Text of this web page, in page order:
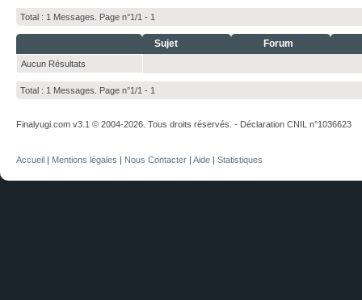
Total : 1 Messages. Page n°1/1 - 1
Sujet Forum
Aucun Résultats
Total : 1 Messages. Page n°1/1 - 1
Finalyugi.com v3.1 © 2004-2026. Tous droits réservés. - Déclaration CNIL n°1036623
Accueil | Mentions légales | Nous Contacter | Aide | Statistiques